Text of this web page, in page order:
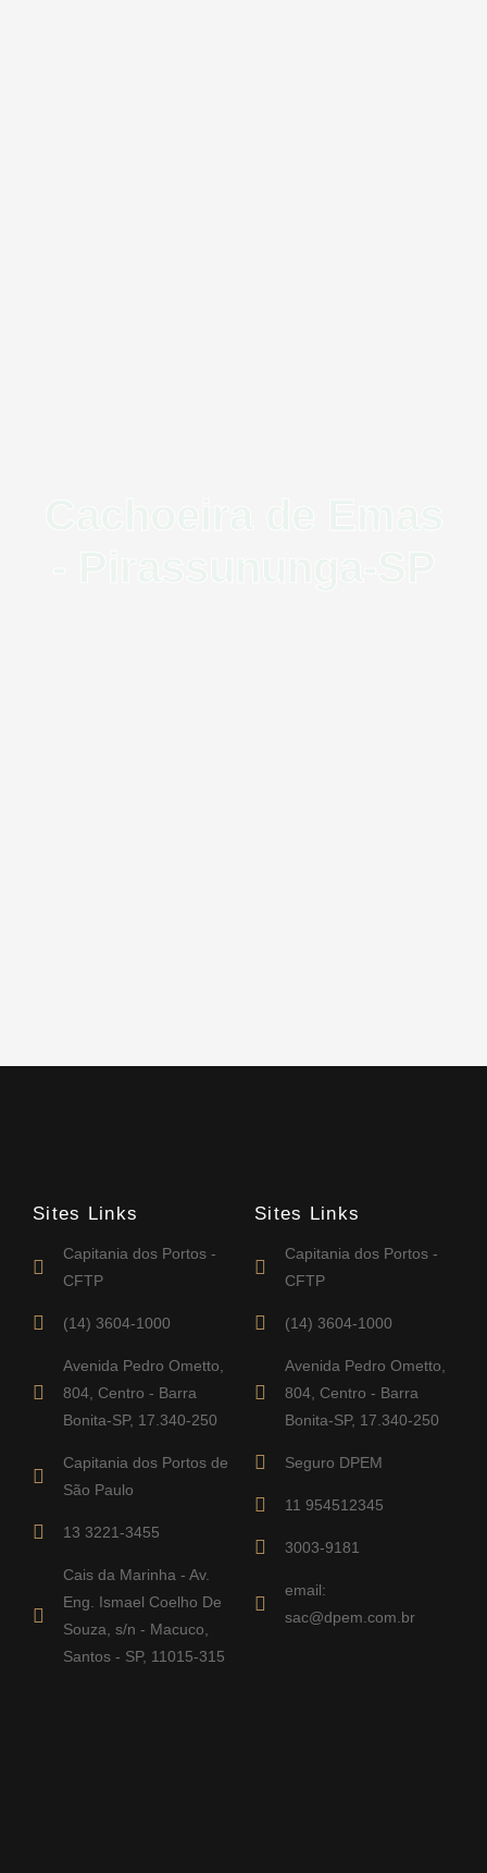
Sites Links
Capitania dos Portos -
CFTP
(14) 3604-1000
Avenida Pedro Ometto,
804, Centro - Barra
Bonita-SP, 17.340-250
Capitania dos Portos de
São Paulo
13 3221-3455
Cais da Marinha - Av.
Eng. Ismael Coelho De
Souza, s/n - Macuco,
Santos - SP, 11015-315
Sites Links
Capitania dos Portos -
CFTP
(14) 3604-1000
Avenida Pedro Ometto,
804, Centro - Barra
Bonita-SP, 17.340-250
Seguro DPEM
11 954512345
3003-9181
email:
sac@dpem.com.br